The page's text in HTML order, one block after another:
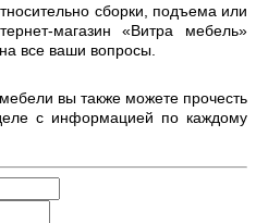
сборки, подъема или
магазин «Витра мебель»
все ваши вопросы.
вы также можете прочесть
с информацией по каждому